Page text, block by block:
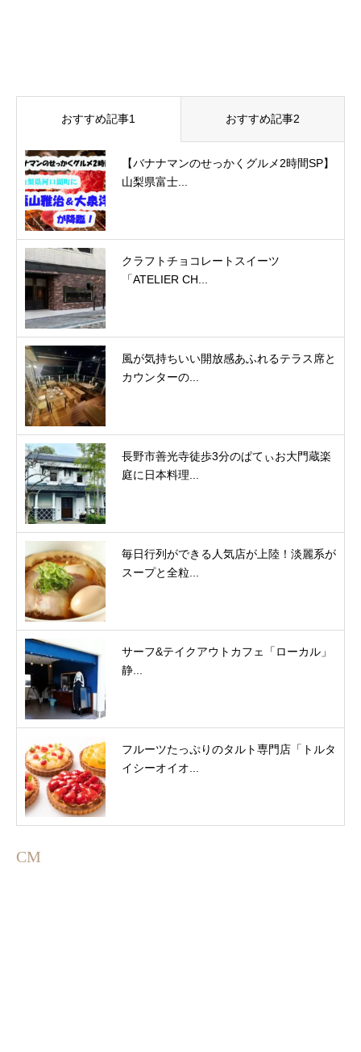
おすすめ記事1 おすすめ記事2
【バナナマンのせっかくグルメ2時間SP】
山梨県富士...
クラフトチョコレートスイーツ
「ATELIER CH...
風が気持ちいい開放感あふれるテラス席と
カウンターの...
長野市善光寺徒歩3分のぱてぃお大門蔵楽
庭に日本料理...
毎日行列ができる人気店が上陸！淡麗系が
スープと全粒...
サーフ&テイクアウトカフェ「ローカル」
静...
フルーツたっぷりのタルト専門店「トルタ
イシーオイオ...
CM